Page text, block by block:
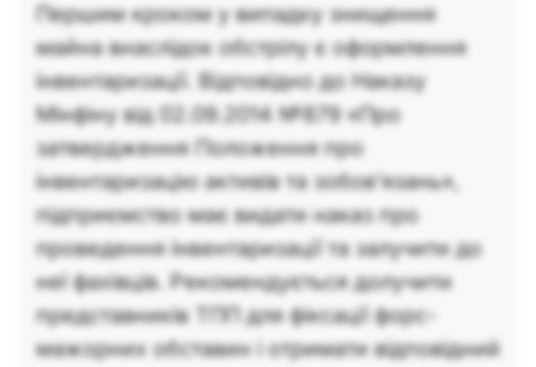
Першим кроком у випадку знищення
майна внаслідок обстрілу є оформлення
інвентаризації. Відповідно до Наказу
Мінфіну від 02.09.2014 №879 «Про
затвердження Положення про
інвентаризацію активів та зобов’язань»,
підприємство має видати наказ про
проведення інвентаризації та залучити до
неї фахівців. Рекомендується долучити
представників ТПП для фіксації форс-
мажорних обставин і отримати відповідний